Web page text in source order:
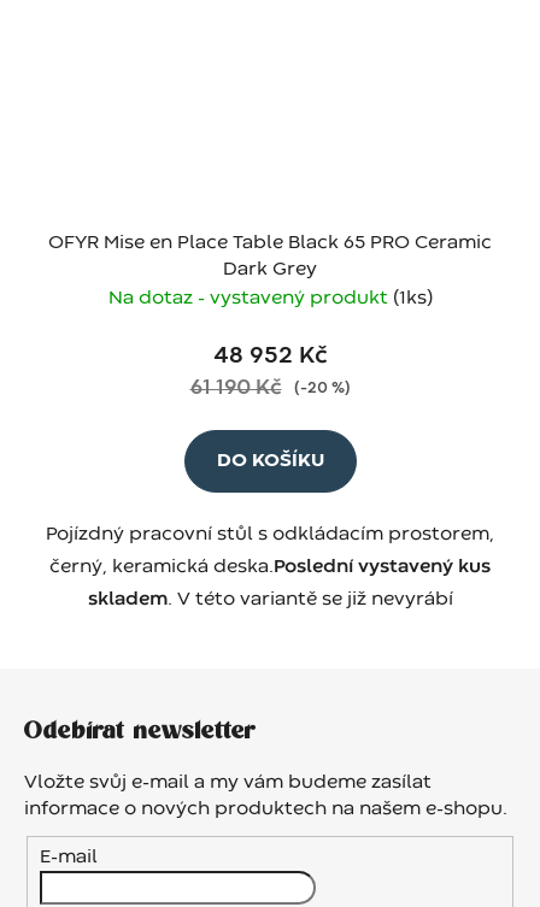
OFYR Mise en Place Table Black 65 PRO Ceramic
Dark Grey
Na dotaz - vystavený produkt (1 ks)
48 952 Kč
61 190 Kč (–20 %)
DO KOŠÍKU
Pojízdný pracovní stůl s odkládacím prostorem,
černý, keramická deska. Poslední vystavený kus
skladem. V této variantě se již nevyrábí
Odebírat newsletter
Vložte svůj e-mail a my vám budeme zasílat
informace o nových produktech na našem e-shopu.
E-mail